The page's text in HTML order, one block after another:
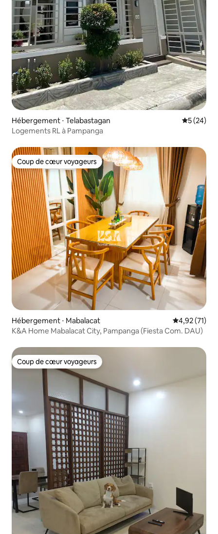
Hébergement ⋅ Telabastagan
5 (24)
Logements RL à Pampanga
Coup de cœur voyageurs
Coup de cœur voyageurs
Hébergement ⋅ Mabalacat Évaluation
4,92 (71)
K&A Home Mabalacat City, Pampanga (Fiesta Com. DAU)
Coup de cœur voyageurs
Coup de cœur voyageurs